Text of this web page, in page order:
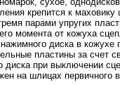
крепится к
парами упругих
момента от кожуха
диска в кожухе
пластины за счет
диска при выключении
на шлицах первичного